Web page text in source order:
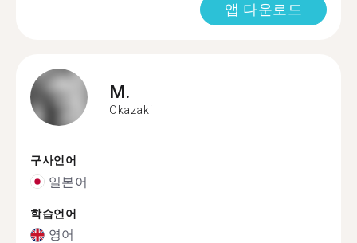
앱 다운로드
M.
Okazaki
구사언어
일본어
학습언어
영어